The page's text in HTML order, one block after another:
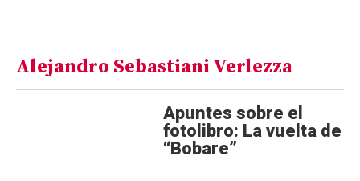
Alejandro Sebastiani Verlezza
Apuntes sobre el
fotolibro: La vuelta de
“Bobare”